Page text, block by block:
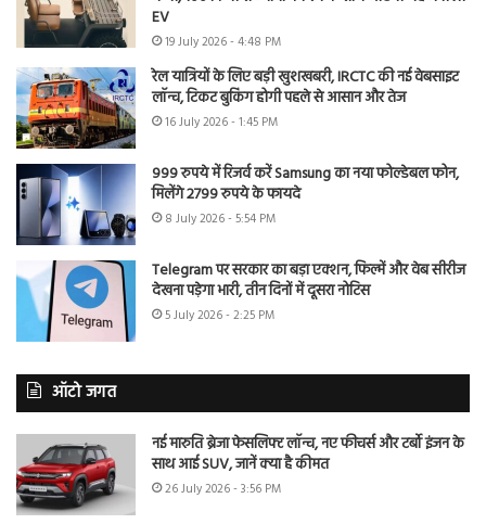
EV
19 July 2026 - 4:48 PM
रेल यात्रियों के लिए बड़ी खुशखबरी, IRCTC की नई वेबसाइट
लॉन्च, टिकट बुकिंग होगी पहले से आसान और तेज
16 July 2026 - 1:45 PM
999 रुपये में रिजर्व करें Samsung का नया फोल्डेबल फोन,
मिलेंगे 2799 रुपये के फायदे
8 July 2026 - 5:54 PM
Telegram पर सरकार का बड़ा एक्शन, फिल्में और वेब सीरीज
देखना पड़ेगा भारी, तीन दिनों में दूसरा नोटिस
5 July 2026 - 2:25 PM
ऑटो जगत
नई मारुति ब्रेजा फेसलिफ्ट लॉन्च, नए फीचर्स और टर्बो इंजन के
साथ आई SUV, जानें क्या है कीमत
26 July 2026 - 3:56 PM